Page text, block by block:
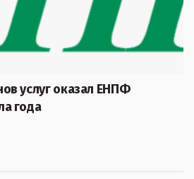
услуг оказал ЕНПФ
года